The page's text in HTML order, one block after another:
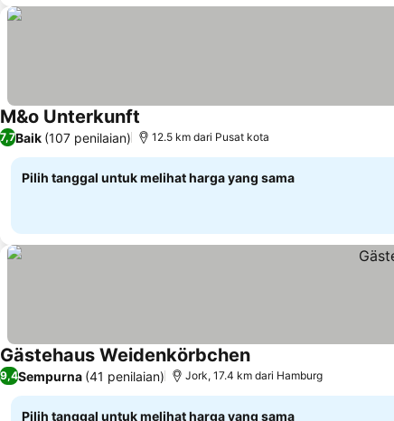
M&o UnterkunftLihat harga
7,7Baik (107 penilaian) 12.5 km dari Pusat kota
Pilih tanggal untuk melihat harga yang sama
Gästehaus WeidenkörbchenLihat harga
9,4Sempurna (41 penilaian) Jork, 17.4 km dari Hamburg
Pilih tanggal untuk melihat harga yang sama